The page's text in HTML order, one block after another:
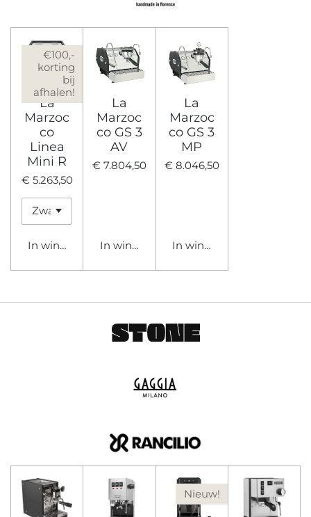
€100,-
korting
bij
afhalen!
La
Marzoc
co
Linea
Mini R
€ 5.263,50
In winkelwagen
La
Marzoc
co GS 3
AV
€ 7.804,50
In winkelwagen
La
Marzoc
co GS 3
MP
€ 8.046,50
In winkelwagen
Nieuw!